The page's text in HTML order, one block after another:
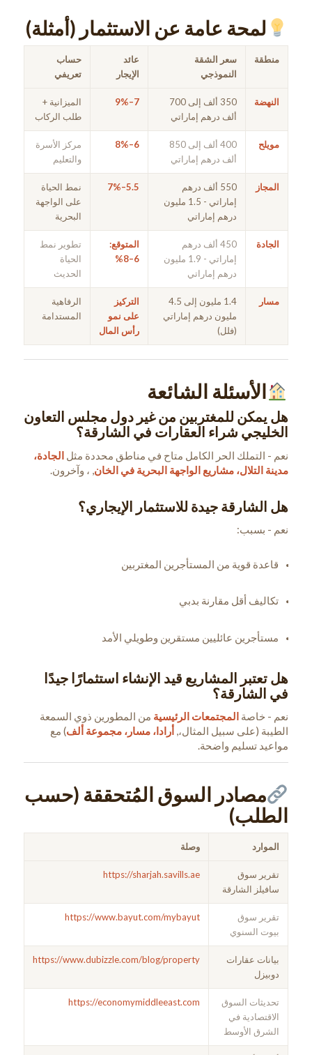
لمحة عامة عن الاستثمار (أمثلة)
منطقة
سعر الشقة
النموذجي
عائد
الإيجار
حساب
تعريفي
النهضة
350 ألف إلى 700
ألف درهم إماراتي
7–9%
الميزانية +
طلب الركاب
مويلح
400 ألف إلى 850
ألف درهم إماراتي
6–8%
مركز الأسرة
والتعليم
المجاز
550 ألف درهم
إماراتي - 1.5 مليون
درهم إماراتي
5.5–7%
نمط الحياة
على الواجهة
البحرية
الجادة
450 ألف درهم
إماراتي - 1.9 مليون
درهم إماراتي
المتوقع:
6–8%
تطوير نمط
الحياة
الحديث
مسار
1.4 مليون إلى 4.5
مليون درهم إماراتي
(فلل)
التركيز
على نمو
رأس المال
الرفاهية
المستدامة
الأسئلة الشائعة
هل يمكن للمغتربين من غير دول مجلس التعاون
الخليجي شراء العقارات في الشارقة؟
نعم - التملك الحر الكامل متاح في مناطق محددة مثل الجادة،
مدينة التلال، مشاريع الواجهة البحرية في الخان, ، وآخرون.
هل الشارقة جيدة للاستثمار الإيجاري؟
نعم - بسبب:
قاعدة قوية من المستأجرين المغتربين
تكاليف أقل مقارنة بدبي
مستأجرين عائليين مستقرين وطويلي الأمد
هل تعتبر المشاريع قيد الإنشاء استثمارًا جيدًا
في الشارقة؟
نعم - خاصة المجتمعات الرئيسية من المطورين ذوي السمعة
الطيبة (على سبيل المثال،, أرادا، مسار، مجموعة ألف) مع
مواعيد تسليم واضحة.
مصادر السوق المُتحققة (حسب
الطلب)
الموارد وصلة
تقرير سوق
سافيلز الشارقة
https://sharjah.savills.ae
تقرير سوق
بيوت السنوي
https://www.bayut.com/mybayut
بيانات عقارات
دوبيزل
https://www.dubizzle.com/blog/property
تحديثات السوق
الاقتصادية في
الشرق الأوسط
https://economymiddleeast.com